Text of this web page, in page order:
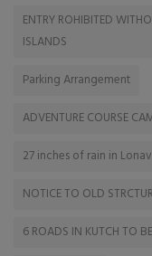
ENTRY ROHIBITED
ISLANDS
Parking Arrangement
ADVENTURE COURSE
27 inches of rain in
NOTICE TO OLD
6 ROADS IN KUTCH TO